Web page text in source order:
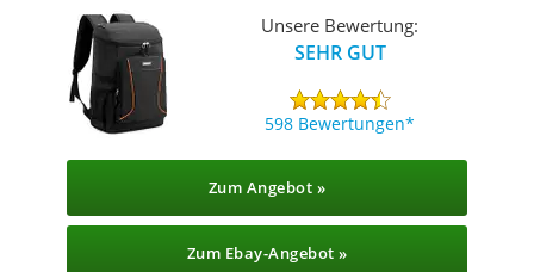
Unsere Bewertung:
SEHR GUT
598 Bewertungen
Zum Angebot »
Zum Ebay-Angebot »